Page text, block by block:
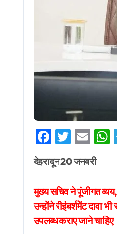
देहरादून 20 जनवरी
मुख्य सचिव ने पूंजीगत
उन्होंने रीइंबर्शमेंट दावा
उपलब्ध कराए जाने